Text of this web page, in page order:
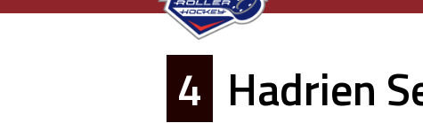
4 Hadrien